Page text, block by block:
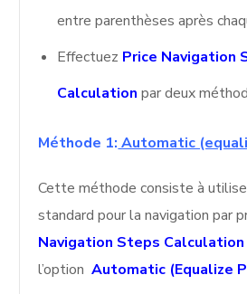
entre parenthèses après
Effectuez Price Navigation
Calculation par deux
Méthode 1: Automatic
Cette méthode consiste à
standard pour la navigation par
Navigation Steps Calculation
l’optionAutomatic (Equalize